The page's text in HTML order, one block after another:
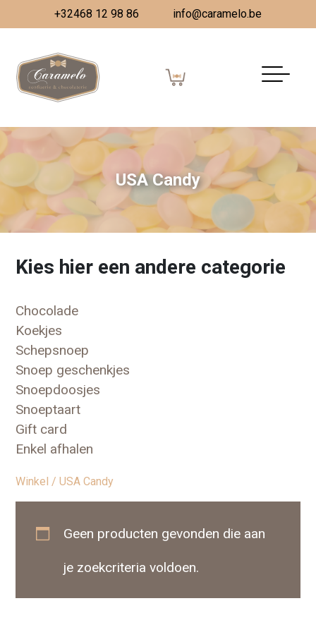
+32468 12 98 86 info@caramelo.be
USA Candy
Kies hier een andere categorie
Chocolade
Koekjes
Schepsnoep
Snoep geschenkjes
Snoepdoosjes
Snoeptaart
Gift card
Enkel afhalen
Winkel / USA Candy
Geen producten gevonden die aan
je zoekcriteria voldoen.